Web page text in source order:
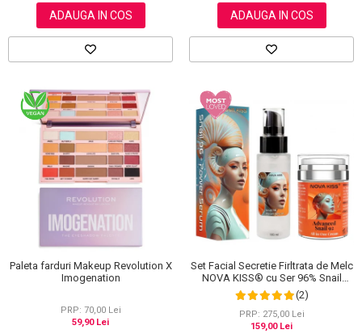
ADAUGA IN COS ADAUGA IN COS
Paleta farduri Makeup Revolution X
Imogenation
PRP: 70,00 Lei
59,90 Lei
Set Facial Secretie Firltrata de Melc
NOVA KISS® cu Ser 96% Snail
Power si Crema Advanced Snail 92
All in One
(2)
PRP: 275,00 Lei
159,00 Lei